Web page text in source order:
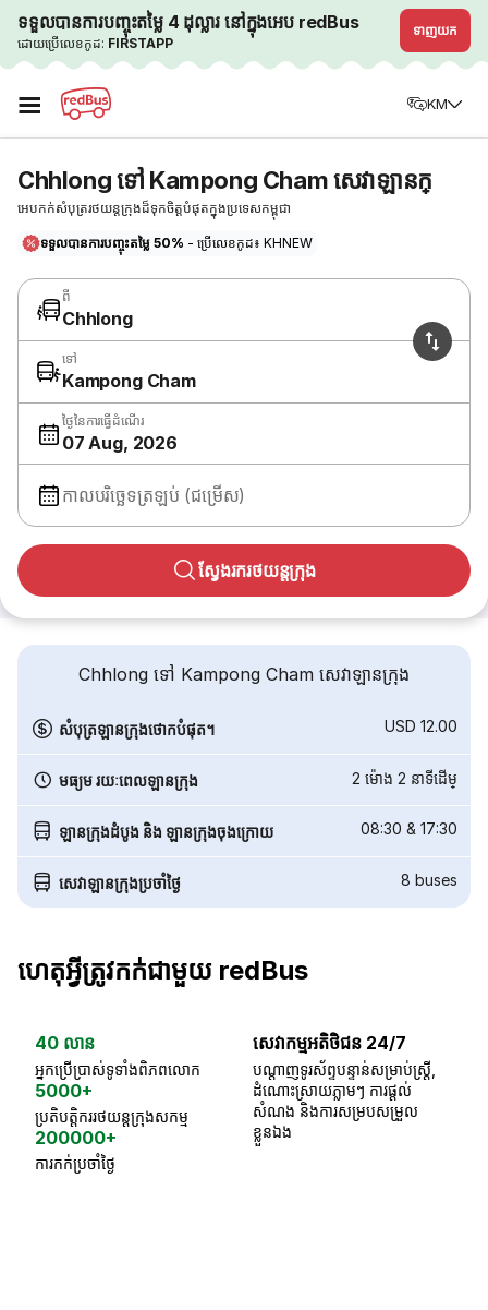
ទទួលបានការបញ្ចុះតម្លៃ 4 ដុល្លារ នៅក្នុងអេប redBus
ដោយប្រើលេខកូដ: FIRSTAPP
ទាញយក
☰ KM
Chhlong ទៅ Kampong Cham សេវាឡានក្
អេបកក់សំបុត្ររថយន្តក្រុងដ៏ទុកចិត្តបំផុតក្នុងប្រទេសកម្ពុជា
ទទួលបានការបញ្ចុះតម្លៃ 50% - ប្រើលេខកូដ៖ KHNEW
ពី
Chhlong
ទៅ
Kampong Cham
ថ្ងៃនៃការធ្វើដំណើរ
07 Aug, 2026
កាលបរិច្ឆេទត្រឡប់ (ជម្រើស)
ស្វែងរករថយន្តក្រុង
Chhlong ទៅ Kampong Cham សេវាឡានក្រុង
សំបុត្រឡានក្រុងថោកបំផុត។ USD 12.00
មធ្យម រយៈពេលឡានក្រុង 2 ម៉ោង 2 នាទី​ដើម្
ឡានក្រុងដំបូង និង ឡានក្រុងចុងក្រោយ 08:30 & 17:30
សេវាឡានក្រុងប្រចាំថ្ងៃ 8 buses
ហេតុអ្វីត្រូវកក់ជាមួយ redBus
40 លាន
អ្នកប្រើប្រាស់ទូទាំងពិភពលោក
5000+
ប្រតិបត្តិកររថយន្តក្រុងសកម្ម
200000+
ការកក់ប្រចាំថ្ងៃ
សេវាកម្មអតិថិជន 24/7
បណ្តាញទូរស័ព្ទបន្ទាន់សម្រាប់ស្ត្រី,
ដំណោះស្រាយភ្លាមៗ ការផ្តល់
សំណង និងការសម្របសម្រួល
ខ្លួនឯង